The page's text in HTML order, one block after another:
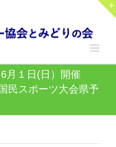
6月１日(日）開催
スポーツ大会県予